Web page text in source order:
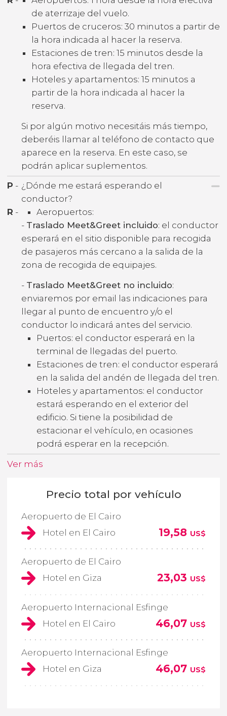
de aterrizaje del vuelo.
Puertos de cruceros: 30 minutos a partir de
la hora indicada al hacer la reserva.
Estaciones de tren: 15 minutos desde la
hora efectiva de llegada del tren.
Hoteles y apartamentos: 15 minutos a
partir de la hora indicada al hacer la
reserva.
Si por algún motivo necesitáis más tiempo,
deberéis llamar al teléfono de contacto que
aparece en la reserva. En este caso, se
podrán aplicar suplementos.
P - ¿Dónde me estará esperando el
conductor?
R -
Aeropuertos:
- Traslado Meet&Greet incluido: el conductor
esperará en el sitio disponible para recogida
de pasajeros más cercano a la salida de la
zona de recogida de equipajes.
- Traslado Meet&Greet no incluido:
enviaremos por email las indicaciones para
llegar al punto de encuentro y/o el
conductor lo indicará antes del servicio.
Puertos: el conductor esperará en la
terminal de llegadas del puerto.
Estaciones de tren: el conductor esperará
en la salida del andén de llegada del tren.
Hoteles y apartamentos: el conductor
estará esperando en el exterior del
edificio. Si tiene la posibilidad de
estacionar el vehículo, en ocasiones
podrá esperar en la recepción.
Ver más
Precio total por vehículo
Aeropuerto de El Cairo
Hotel en El Cairo
19,58 US$
Aeropuerto de El Cairo
Hotel en Giza
23,03 US$
Aeropuerto Internacional Esfinge
Hotel en El Cairo
46,07 US$
Aeropuerto Internacional Esfinge
Hotel en Giza
46,07 US$